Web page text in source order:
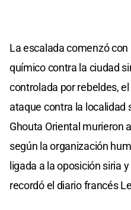
La escalada comenzó
químico contra la ciudad
controlada por rebeldes,
ataque contra la localidad
Ghouta Oriental murieron
según la organización
ligada a la oposición siria
recordó el diario francés